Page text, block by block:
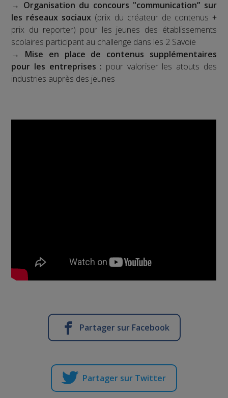
→ Organisation du concours "communication” sur
les réseaux sociaux (prix du créateur de contenus +
prix du reporter) pour les jeunes des établissements
scolaires participant au challenge dans les 2 Savoie
→ Mise en place de contenus supplémentaires
pour les entreprises : pour valoriser les atouts des
industries auprès des jeunes
Partager sur Facebook
Partager sur Twitter